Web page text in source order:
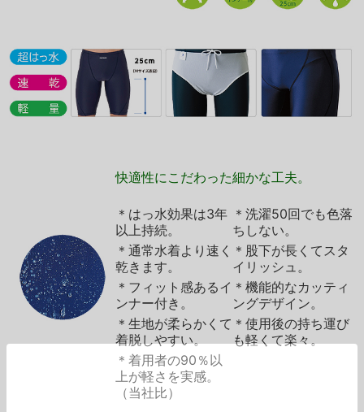
快適性にこだわった細かな工夫。
＊はっ水効果は3年
以上持続。
＊洗濯50回でも色落
ちしない。
＊通常水着より速く
乾きます。
＊股下が長くてスタ
イリッシュ。
＊フィット感あるイ
ンナー付き。
＊機能的なカッティ
ングデザイン。
＊生地が柔らかくて
着脱しやすい。
＊使用後の持ち運び
も軽くて楽々。
＊着用者の90％以
上が軽さを実感。
（当社比）